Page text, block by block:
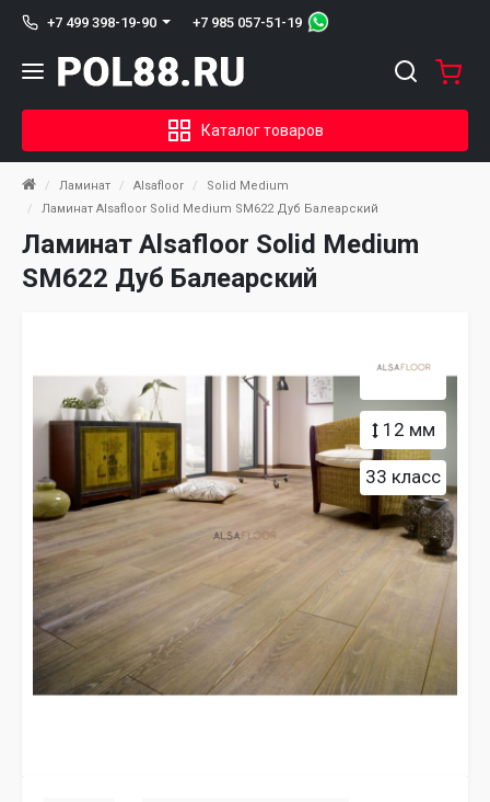
+7 499 398-19-90 +7 985 057-51-19
Каталог товаров
Ламинат Alsafloor
Solid Medium
Ламинат Alsafloor Solid Medium SM622 Дуб Балеарский
Ламинат Alsafloor Solid Medium
SM622 Дуб Балеарский
12 мм
33 класс